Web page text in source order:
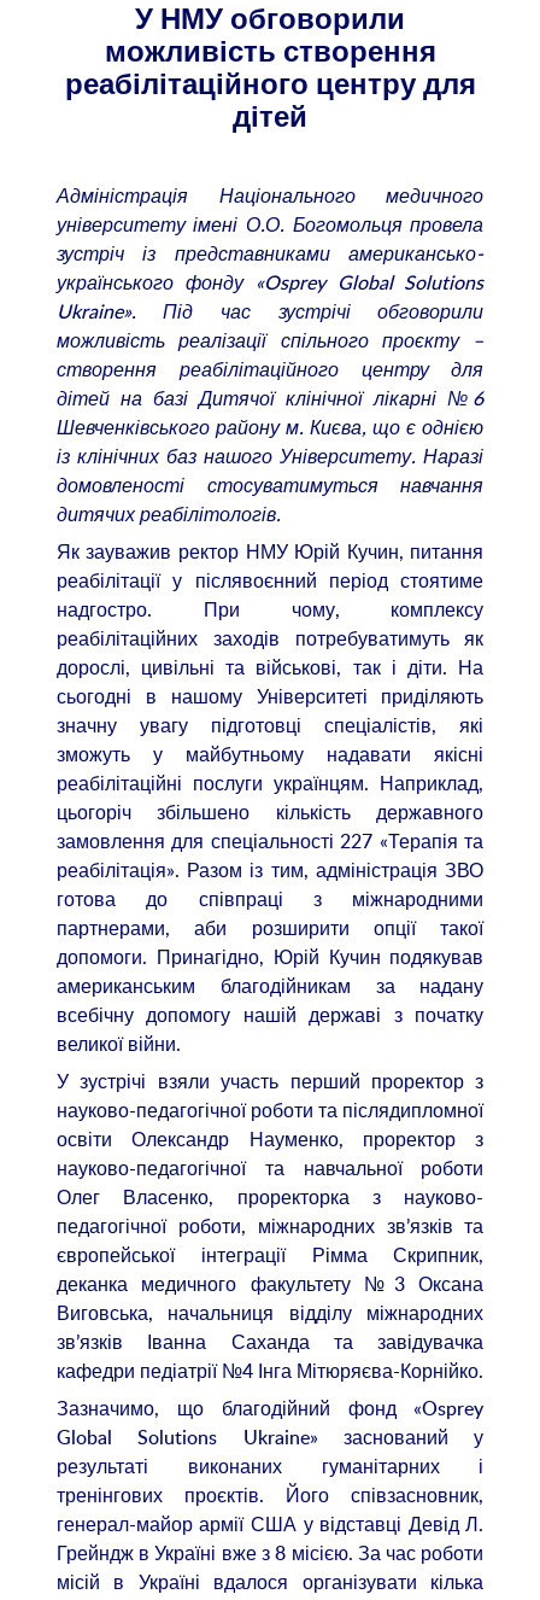
У НМУ обговорили
можливість створення
реабілітаційного центру для
дітей
Адміністрація Національного медичного
університету імені О.О. Богомольця провела
зустріч із представниками американсько-
українського фонду «Osprey Global Solutions
Ukraine». Під час зустрічі обговорили
можливість реалізації спільного проєкту –
створення реабілітаційного центру для
дітей на базі Дитячої клінічної лікарні №6
Шевченківського району м. Києва, що є однією
із клінічних баз нашого Університету. Наразі
домовленості стосуватимуться навчання
дитячих реабілітологів.
Як зауважив ректор НМУ Юрій Кучин, питання
реабілітації у післявоєнний період стоятиме
надгостро. При чому, комплексу
реабілітаційних заходів потребуватимуть як
дорослі, цивільні та військові, так і діти. На
сьогодні в нашому Університеті приділяють
значну увагу підготовці спеціалістів, які
зможуть у майбутньому надавати якісні
реабілітаційні послуги українцям. Наприклад,
цьогоріч збільшено кількість державного
замовлення для спеціальності 227 «Терапія та
реабілітація». Разом із тим, адміністрація ЗВО
готова до співпраці з міжнародними
партнерами, аби розширити опції такої
допомоги. Принагідно, Юрій Кучин подякував
американським благодійникам за надану
всебічну допомогу нашій державі з початку
великої війни.
У зустрічі взяли участь перший проректор з
науково-педагогічної роботи та післядипломної
освіти Олександр Науменко, проректор з
науково-педагогічної та навчальної роботи
Олег Власенко, проректорка з науково-
педагогічної роботи, міжнародних зв’язків та
європейської інтеграції Рімма Скрипник,
деканка медичного факультету №3 Оксана
Виговська, начальниця відділу міжнародних
зв’язків Іванна Саханда та завідувачка
кафедри педіатрії №4 Інга Мітюряєва-Корнійко.
Зазначимо, що благодійний фонд «Osprey
Global Solutions Ukraine» заснований у
результаті виконаних гуманітарних і
тренінгових проєктів. Його співзасновник,
генерал-майор армії США у відставці Девід Л.
Грейндж в Україні вже з 8 місією. За час роботи
місій в Україні вдалося організувати кілька